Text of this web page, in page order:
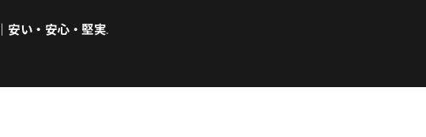
安い・安心・堅実.